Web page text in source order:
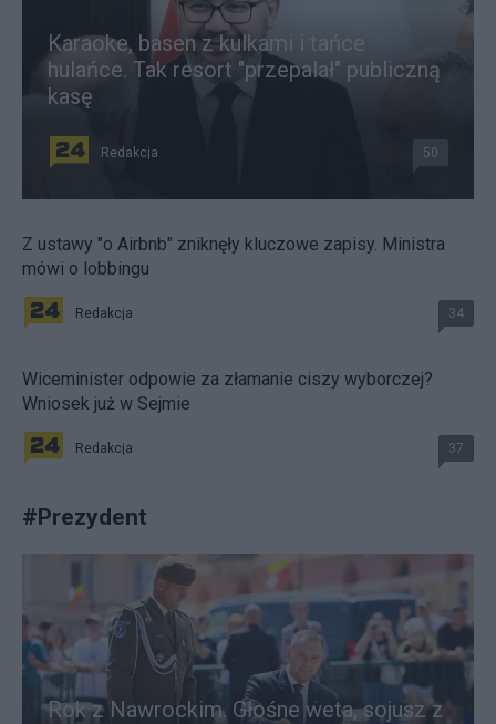
Karaoke, basen z kulkami i tańce
hulańce. Tak resort "przepalał" publiczną
kasę
Redakcja 50
Z ustawy "o Airbnb" zniknęły kluczowe zapisy. Ministra
mówi o lobbingu
Redakcja 34
Wiceminister odpowie za złamanie ciszy wyborczej?
Wniosek już w Sejmie
Redakcja 37
#Prezydent
Rok z Nawrockim. Głośne weta, sojusz z